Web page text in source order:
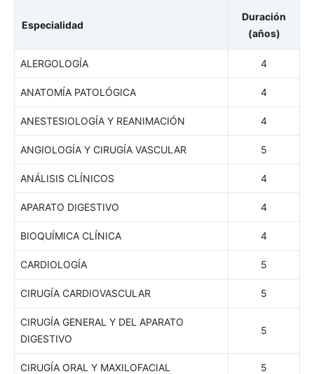
Especialidad
Duración
(años)
ALERGOLOGÍA 4
ANATOMÍA PATOLÓGICA 4
ANESTESIOLOGÍA Y REANIMACIÓN 4
ANGIOLOGÍA Y CIRUGÍA VASCULAR 5
ANÁLISIS CLÍNICOS 4
APARATO DIGESTIVO 4
BIOQUÍMICA CLÍNICA 4
CARDIOLOGÍA 5
CIRUGÍA CARDIOVASCULAR 5
CIRUGÍA GENERAL Y DEL APARATO
DIGESTIVO
5
CIRUGÍA ORAL Y MAXILOFACIAL 5